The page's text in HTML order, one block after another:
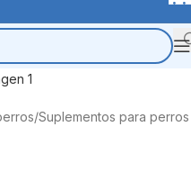
/Suplementos para perros